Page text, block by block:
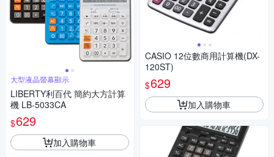
大型液晶螢幕顯示
LIBERTY利百代 簡約大方計算
機 LB-5033CA
$629
加入購物車
CASIO 12位數商用計算機(DX-
120ST)
$629
加入購物車